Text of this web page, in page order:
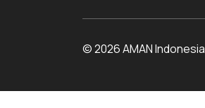
© 2026 AMAN Indonesia